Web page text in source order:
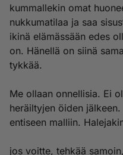
kummallekin omat
nukkumatilaa ja saa
ikinä elämässään edes
on. Hänellä on siinä
tykkää.
Me ollaan onnellisia. Ei
heräiltyjen öiden
entiseen malliin.
jos voitte, tehkää